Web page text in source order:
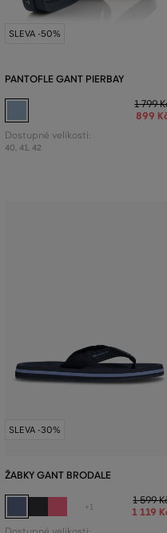
SLEVA -50%
PANTOFLE GANT PIERBAY
1 799
899
Dostupné velikosti:
40, 41, 42
SLEVA -30%
ŽABKY GANT BRODALE
+1
1 599
1 119